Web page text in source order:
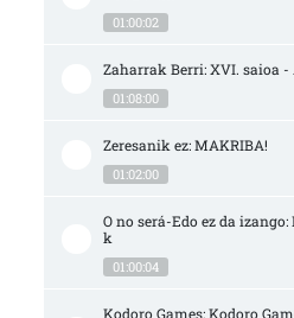
01:00:02
Zaharrak Berri: XVI. saioa -
01:08:00
Zeresanik ez: MAKRIBA!
01:02:00
O no será-Edo ez da
k
01:00:04
Kodoro Games: Kodoro